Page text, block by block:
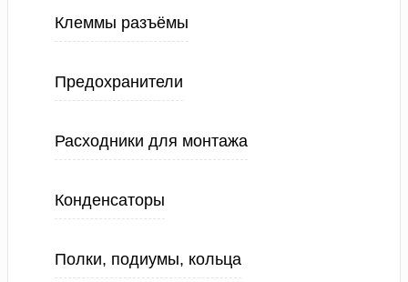
Клеммы разъёмы
Предохранители
Расходники для монтажа
Конденсаторы
Полки, подиумы, кольца